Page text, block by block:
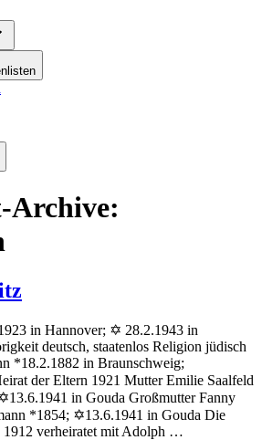
Archive:
in Hannover; ✡ 28.2.1943 in
deutsch, staatenlos Religion jüdisch
*18.2.1882 in Braunschweig;
der Eltern 1921 Mutter Emilie Saalfeld
in Gouda Großmutter Fanny
*1854; ✡13.6.1941 in Gouda Die
1912 verheiratet mit Adolph …